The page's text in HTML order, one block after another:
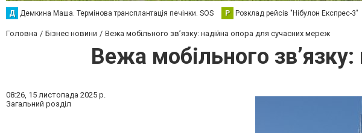
Д Демкина Маша. Термінова трансплантація печінки. SOS Р Розклад рейсів "Нібулон Експрес-3"
Головна Бізнес новини Вежа мобільного зв’язку: надійна опора для сучасних мереж
Вежа мобільного
08:26, 15 листопада 2025 р.
Загальний розділ